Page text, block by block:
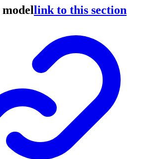
modellink to this section